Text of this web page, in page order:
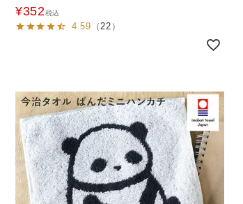
¥352税込
4.59 （22 ）